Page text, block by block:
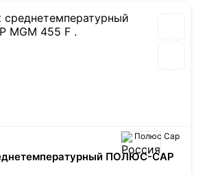
Полюс Сар
ПОЛЮС-САР